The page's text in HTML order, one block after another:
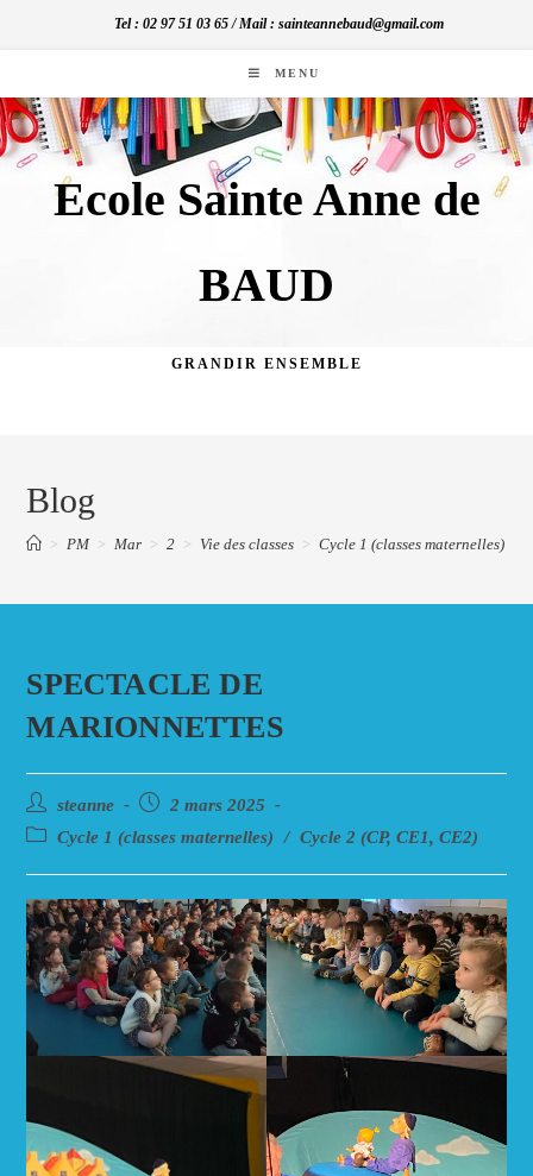
Tel : 02 97 51 03 65 / Mail : sainteannebaud@gmail.com
MENU
Ecole Sainte Anne de
BAUD
GRANDIR ENSEMBLE
Blog
> PM > Mar > 2 > Vie des classes > Cycle 1 (classes maternelles)
SPECTACLE DE
MARIONNETTES
Auteur/autrice
de
publication :
steanne
Post
published:
2 mars 2025
Post
Cycle 1 (classes maternelles) / Cycle 2 (CP, CE1, CE2)